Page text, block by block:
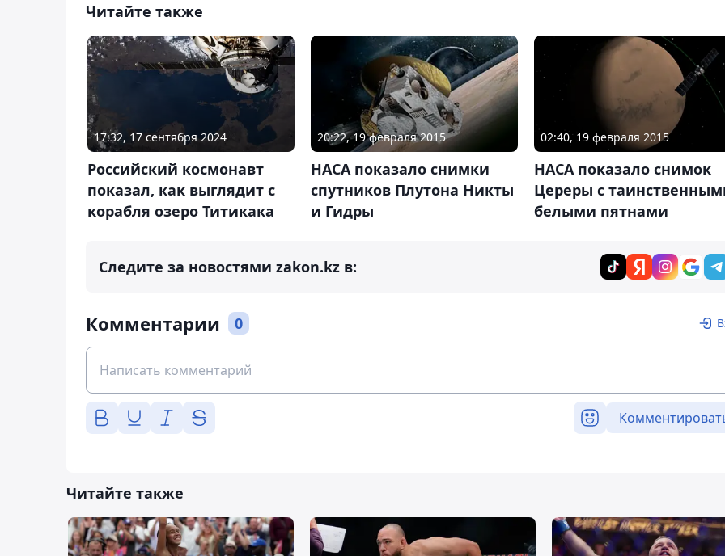
Читайте также
17:32, 17 сентября 2024
Российский космонавт
показал, как выглядит с
корабля озеро Титикака
20:22, 19 февраля 2015
НАСА показало снимки
спутников Плутона Никты
и Гидры
02:40, 19 февраля 2015
НАСА показало снимок
Цереры с
белыми пятнами
Следите за новостями zakon.kz в:
Комментарии 0
Читайте также